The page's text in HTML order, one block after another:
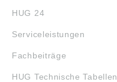
HUG 24
Serviceleistungen
Fachbeiträge
HUG Technische Tabellen